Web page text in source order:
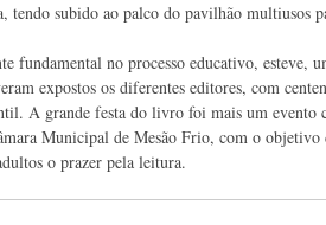
tendo subido ao palco do pavilhão multiusos
fundamental no processo educativo, esteve,
expostos os diferentes editores, com
A grande festa do livro foi mais um evento
Municipal de Mesão Frio, com o objetivo
o prazer pela leitura.